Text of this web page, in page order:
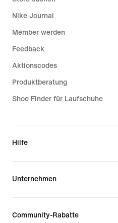
Nike Journal
Member werden
Feedback
Aktionscodes
Produktberatung
Shoe Finder für Laufschuhe
Hilfe
Unternehmen
Community-Rabatte